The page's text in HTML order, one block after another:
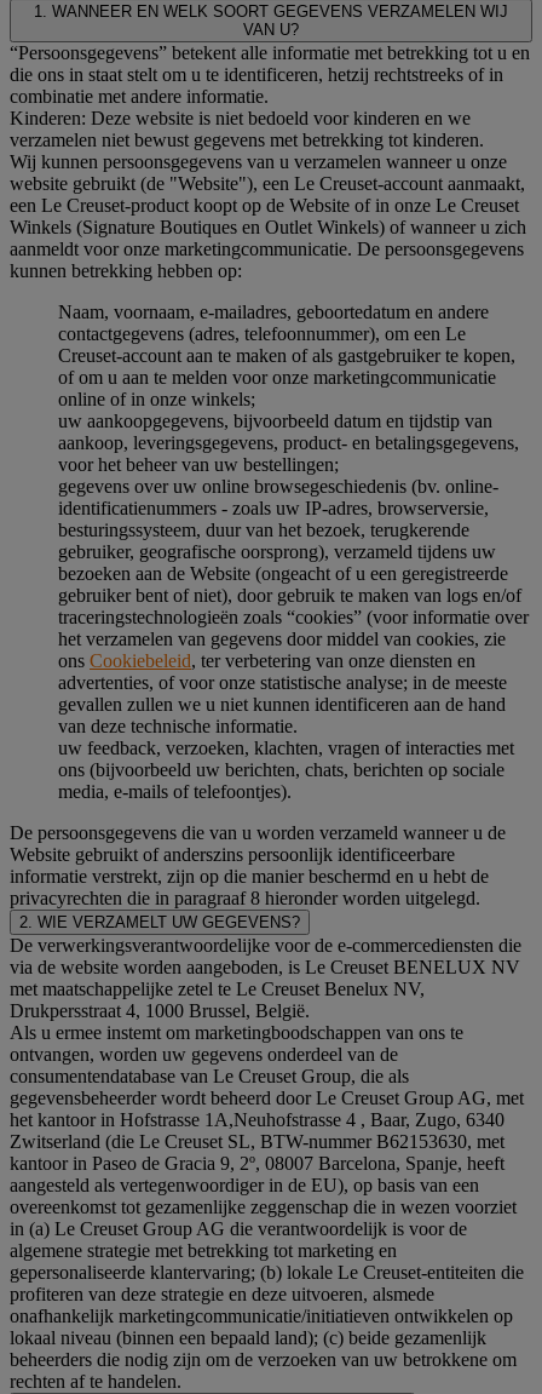
1. WANNEER EN WELK SOORT GEGEVENS VERZAMELEN WIJ
VAN U?
“Persoonsgegevens” betekent alle informatie met betrekking tot u en
die ons in staat stelt om u te identificeren, hetzij rechtstreeks of in
combinatie met andere informatie.
Kinderen: Deze website is niet bedoeld voor kinderen en we
verzamelen niet bewust gegevens met betrekking tot kinderen.
Wij kunnen persoonsgegevens van u verzamelen wanneer u onze
website gebruikt (de "Website"), een Le Creuset-account aanmaakt,
een Le Creuset-product koopt op de Website of in onze Le Creuset
Winkels (Signature Boutiques en Outlet Winkels) of wanneer u zich
aanmeldt voor onze marketingcommunicatie. De persoonsgegevens
kunnen betrekking hebben op:
Naam, voornaam, e-mailadres, geboortedatum en andere
contactgegevens (adres, telefoonnummer), om een Le
Creuset-account aan te maken of als gastgebruiker te kopen,
of om u aan te melden voor onze marketingcommunicatie
online of in onze winkels;
uw aankoopgegevens, bijvoorbeeld datum en tijdstip van
aankoop, leveringsgegevens, product- en betalingsgegevens,
voor het beheer van uw bestellingen;
gegevens over uw online browsegeschiedenis (bv. online-
identificatienummers - zoals uw IP-adres, browserversie,
besturingssysteem, duur van het bezoek, terugkerende
gebruiker, geografische oorsprong), verzameld tijdens uw
bezoeken aan de Website (ongeacht of u een geregistreerde
gebruiker bent of niet), door gebruik te maken van logs en/of
traceringstechnologieën zoals “cookies” (voor informatie over
het verzamelen van gegevens door middel van cookies, zie
ons Cookiebeleid, ter verbetering van onze diensten en
advertenties, of voor onze statistische analyse; in de meeste
gevallen zullen we u niet kunnen identificeren aan de hand
van deze technische informatie.
uw feedback, verzoeken, klachten, vragen of interacties met
ons (bijvoorbeeld uw berichten, chats, berichten op sociale
media, e-mails of telefoontjes).
De persoonsgegevens die van u worden verzameld wanneer u de
Website gebruikt of anderszins persoonlijk identificeerbare
informatie verstrekt, zijn op die manier beschermd en u hebt de
privacyrechten die in paragraaf 8 hieronder worden uitgelegd.
2. WIE VERZAMELT UW GEGEVENS?
De verwerkingsverantwoordelijke voor de e-commercediensten die
via de website worden aangeboden, is Le Creuset BENELUX NV
met maatschappelijke zetel te Le Creuset Benelux NV,
Drukpersstraat 4, 1000 Brussel, België.
Als u ermee instemt om marketingboodschappen van ons te
ontvangen, worden uw gegevens onderdeel van de
consumentendatabase van Le Creuset Group, die als
gegevensbeheerder wordt beheerd door Le Creuset Group AG, met
het kantoor in Hofstrasse 1A,Neuhofstrasse 4 , Baar, Zugo, 6340
Zwitserland (die Le Creuset SL, BTW-nummer B62153630, met
kantoor in Paseo de Gracia 9, 2º, 08007 Barcelona, Spanje, heeft
aangesteld als vertegenwoordiger in de EU), op basis van een
overeenkomst tot gezamenlijke zeggenschap die in wezen voorziet
in (a) Le Creuset Group AG die verantwoordelijk is voor de
algemene strategie met betrekking tot marketing en
gepersonaliseerde klantervaring; (b) lokale Le Creuset-entiteiten die
profiteren van deze strategie en deze uitvoeren, alsmede
onafhankelijk marketingcommunicatie/initiatieven ontwikkelen op
lokaal niveau (binnen een bepaald land); (c) beide gezamenlijk
beheerders die nodig zijn om de verzoeken van uw betrokkene om
rechten af te handelen.